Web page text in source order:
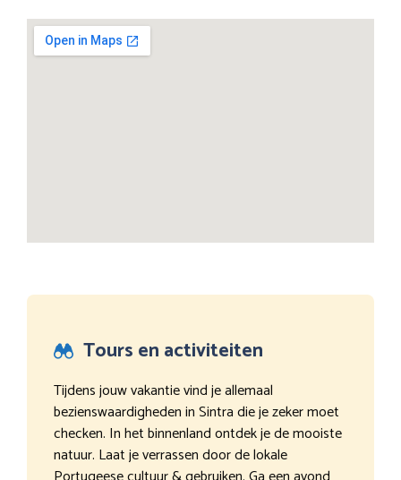
Tours en activiteiten
Tijdens jouw vakantie vind je allemaal
bezienswaardigheden in Sintra die je zeker moet
checken. In het binnenland ontdek je de mooiste
natuur. Laat je verrassen door de lokale